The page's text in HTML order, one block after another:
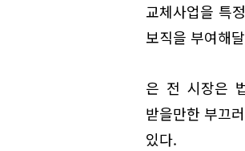
교체사업을 특
보직을 부여해
은 전 시장은
받을만한 부끄
있다.